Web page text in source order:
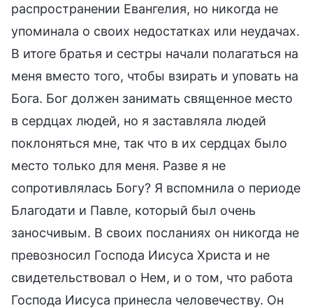
распространении Евангелия, но никогда не
упоминала о своих недостатках или неудачах.
В итоге братья и сестры начали полагаться на
меня вместо того, чтобы взирать и уповать на
Бога. Бог должен занимать священное место
в сердцах людей, но я заставляла людей
поклоняться мне, так что в их сердцах было
место только для меня. Разве я не
сопротивлялась Богу? Я вспомнила о периоде
Благодати и Павле, который был очень
заносчивым. В своих посланиях он никогда не
превозносил Господа Иисуса Христа и не
свидетельствовал о Нем, и о том, что работа
Господа Иисуса принесла человечеству. Он